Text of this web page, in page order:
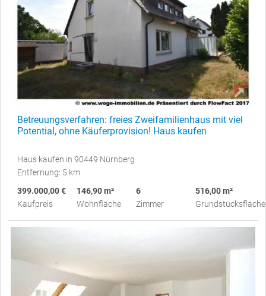
Betreuungsverfahren: freies Zweifamilienhaus mit viel
Potential, ohne Käuferprovision! Haus kaufen
Haus kaufen in 90449 Nürnberg
Entfernung: 5 km
399.000,00 €
Kaufpreis
146,90 m²
Wohnfläche
6
Zimmer
516,00 m²
Grundstücksfläche